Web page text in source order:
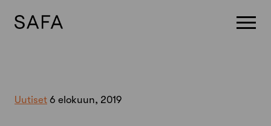
Uutiset 6 elokuun, 2019